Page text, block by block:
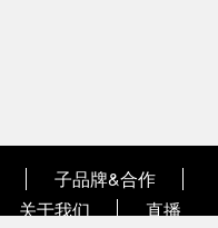
子品牌&合作
关于我们 直播